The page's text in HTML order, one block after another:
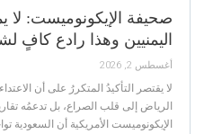
صحيفة الإيكونوميست:
اليمنيين وهذا رادع كافٍ
أغسطس 2, 2026
لا يقتصر التأكيدُ المتكررُ على أن
الرياض إلى قلب الصراع، بل تدعمُه
الإيكونوميست الأمريكية أن السعودية